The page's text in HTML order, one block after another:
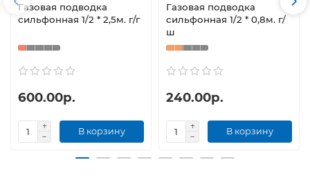
Газовая подводка
сильфонная 1/2 * 2,5м. г/г
600.00р.
В корзину
Газовая подводка
сильфонная 1/2 * 0,8м. г/
ш
240.00р.
В корзину